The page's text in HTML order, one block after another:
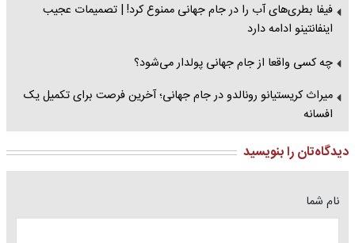
فیفا بطری‌های آب را در جام جهانی ممنوع کرد! | تصمیمات عجیب
اینفانتینو ادامه دارد
چه کسی واقعا از جام جهانی پولدار می‌شود؟
میراث کریستیانو رونالدو در جام جهانی؛ آخرین فرصت برای تکمیل یک
افسانه
دیدگاه‌تان را بنویسید
نام شما